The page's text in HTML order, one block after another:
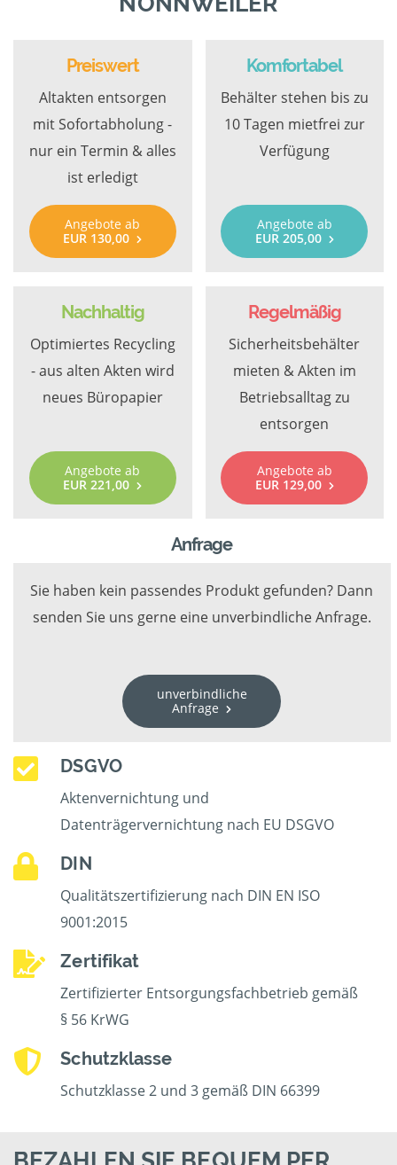
Preiswert
Altakten entsorgen
mit Sofortabholung -
nur ein Termin & alles
ist erledigt
Angebote ab
EUR 130,00
Komfortabel
Behälter stehen bis zu
10 Tagen mietfrei zur
Verfügung
Angebote ab
EUR 205,00
Nachhaltig
Optimiertes Recycling
- aus alten Akten wird
neues Büropapier
Angebote ab
EUR 221,00
Regelmäßig
Sicherheitsbehälter
mieten & Akten im
Betriebsalltag zu
entsorgen
Angebote ab
EUR 129,00
Anfrage
Sie haben kein passendes Produkt gefunden? Dann
senden Sie uns gerne eine unverbindliche Anfrage.
unverbindliche
Anfrage
DSGVO
Aktenvernichtung und
Datenträgervernichtung nach EU DSGVO
DIN
Qualitätszertifizierung nach DIN EN ISO
9001:2015
Zertifikat
Zertifizierter Entsorgungsfachbetrieb gemäß
§ 56 KrWG
Schutzklasse
Schutzklasse 2 und 3 gemäß DIN 66399